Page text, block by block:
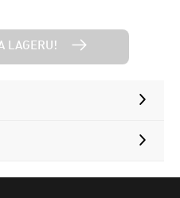
LAGERU!